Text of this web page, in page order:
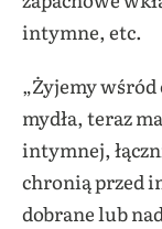
intymne, etc.
„Żyjemy
mydła, teraz
intymnej,
chronią przed
dobrane lub